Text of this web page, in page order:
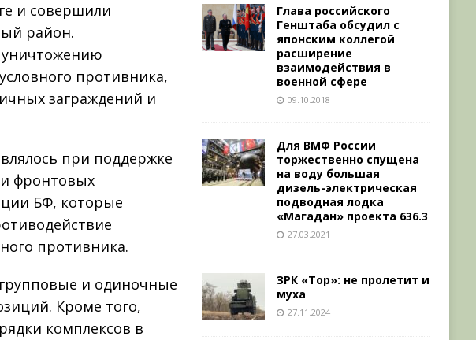
и совершили
район.
уничтожению
противника,
заграждений и
при поддержке
фронтовых
БФ, которые
противника.
и одиночные
Кроме того,
комплексов в
Глава российского
Генштаба обсудил с
японским коллегой
расширение
взаимодействия в
военной сфере
09.10.2018
Для ВМФ России
торжественно спущена
на воду большая
дизель-электрическая
подводная лодка
«Магадан» проекта 636.3
27.03.2021
ЗРК «Тор»: не пролетит и
муха
27.11.2024